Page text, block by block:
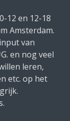
12 en 12-18
Amsterdam.
van
en nog veel
leren,
etc. op het